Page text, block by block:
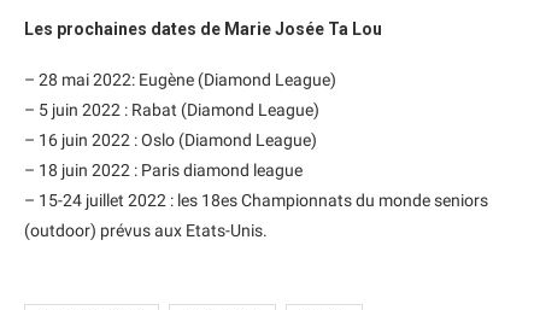
Les prochaines dates de Marie Josée Ta Lou
– 28 mai 2022: Eugène (Diamond League)
– 5 juin 2022 : Rabat (Diamond League)
– 16 juin 2022 : Oslo (Diamond League)
– 18 juin 2022 : Paris diamond league
– 15-24 juillet 2022 : les 18es Championnats du monde seniors
(outdoor) prévus aux Etats-Unis.